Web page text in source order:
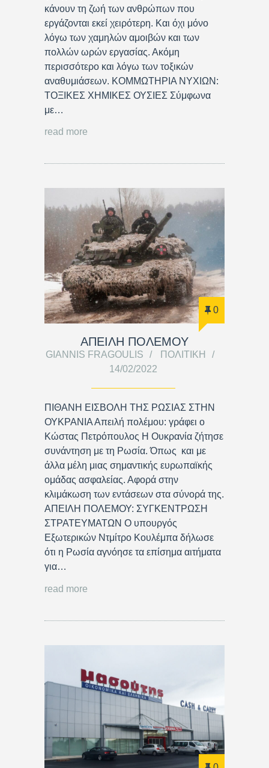
κάνουν τη ζωή των ανθρώπων που
εργάζονται εκεί χειρότερη. Και όχι μόνο
λόγω των χαμηλών αμοιβών και των
πολλών ωρών εργασίας. Ακόμη
περισσότερο και λόγω των τοξικών
αναθυμιάσεων. ΚΟΜΜΩΤΗΡΙΑ ΝΥΧΙΩΝ:
ΤΟΞΙΚΕΣ ΧΗΜΙΚΕΣ ΟΥΣΙΕΣ Σύμφωνα
με…
read more
0
ΑΠΕΙΛΗ ΠΟΛΕΜΟΥ
GIANNIS FRAGOULIS
ΠΟΛΙΤΙΚΉ
14/02/2022
ΠΙΘΑΝΗ ΕΙΣΒΟΛΗ ΤΗΣ ΡΩΣΙΑΣ ΣΤΗΝ
ΟΥΚΡΑΝΙΑ Απειλή πολέμου: γράφει ο
Κώστας Πετρόπουλος Η Ουκρανία ζήτησε
συνάντηση με τη Ρωσία. Όπως και με
άλλα μέλη μιας σημαντικής ευρωπαϊκής
ομάδας ασφαλείας. Αφορά στην
κλιμάκωση των εντάσεων στα σύνορά της.
ΑΠΕΙΛΗ ΠΟΛΕΜΟΥ: ΣΥΓΚΕΝΤΡΩΣΗ
ΣΤΡΑΤΕΥΜΑΤΩΝ Ο υπουργός
Εξωτερικών Ντμίτρο Κουλέμπα δήλωσε
ότι η Ρωσία αγνόησε τα επίσημα αιτήματα
για…
read more